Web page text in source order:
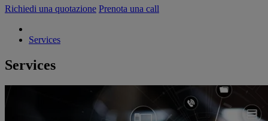
Richiedi una quotazione Prenota una call
Services
Services